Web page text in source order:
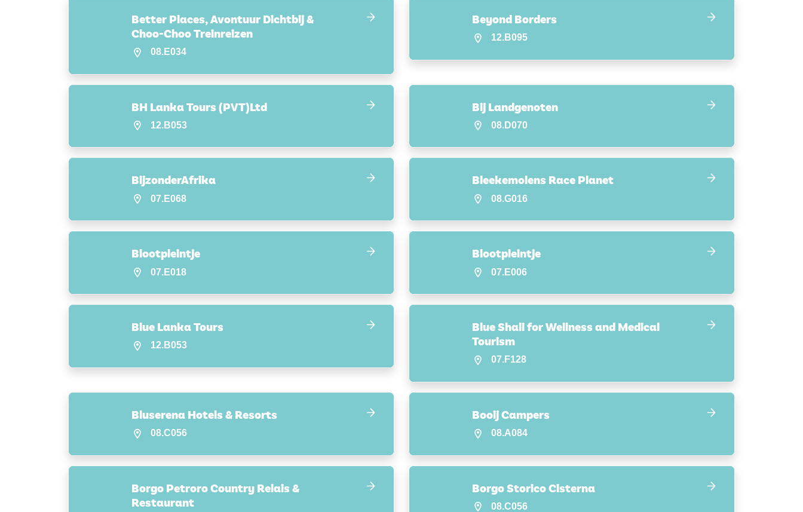
Better Places, Avontuur Dichtbij &
Choo-Choo Treinreizen
08.E034
Beyond Borders
12.B095
BH Lanka Tours (PVT)Ltd
12.B053
Bij Landgenoten
08.D070
BijzonderAfrika
07.E068
Bleekemolens Race Planet
08.G016
Blootpleintje
07.E018
Blootpleintje
07.E006
Blue Lanka Tours
12.B053
Blue Shali for Wellness and Medical
Tourism
07.F128
Bluserena Hotels & Resorts
08.C056
Booij Campers
08.A084
Borgo Petroro Country Relais &
Restaurant
Borgo Storico Cisterna
08.C056